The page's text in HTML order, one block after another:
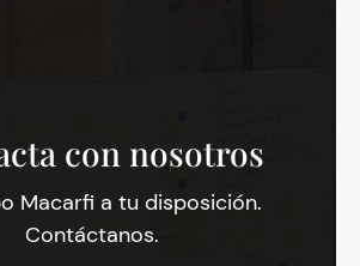
con nosotros
Macarfi a tu disposición.
Contáctanos.